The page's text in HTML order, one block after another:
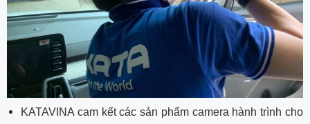
KATAVINA cam kết các sản phẩm camera hành trình cho